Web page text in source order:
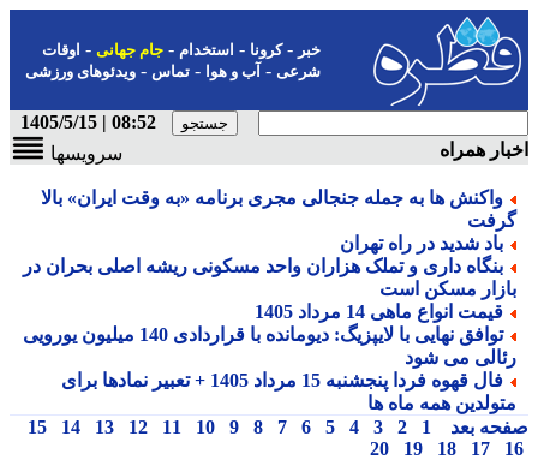
-کرونا-استخدام- جام جهانی-اوقات
شرعی-آب و هوا-تماس-ویدئوهای ورزشی
08:52 | 1405/5/15
همراه
سرویسها
واکنش ها به جمله جنجالی مجری برنامه «به وقت ایران» بالا
باد شدید در راه تهران
بنگاه داری و تملک هزاران واحد مسکونی ریشه اصلی بحران در
مسکن است
قیمت انواع ماهی 14 مرداد 1405
توافق نهایی با لایپزیگ: دیومانده با قراردادی 140 میلیون یورویی
می شود
فال قهوه فردا پنجشنبه 15 مرداد 1405 + تعبیر نمادها برای
همه ماه ها
بعد
1
2
3
4
5
6
7
8
9
10
11
12
13
14
15
17
18
19
20